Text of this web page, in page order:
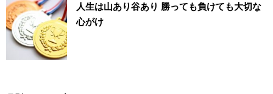
人生は山あり谷あり 勝っても負けても大切な
心がけ